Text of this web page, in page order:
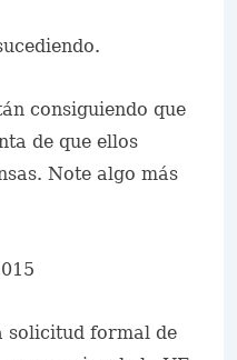
consiguiendo que
de que ellos
Note algo más
solicitud formal de